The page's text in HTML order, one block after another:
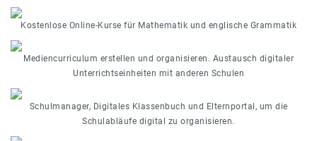
Kostenlose Online-Kurse für Mathematik und englische Grammatik
Mediencurriculum erstellen und organisieren. Austausch digitaler
Unterrichtseinheiten mit anderen Schulen
Schulmanager, Digitales Klassenbuch und Elternportal, um die
Schulabläufe digital zu organisieren.